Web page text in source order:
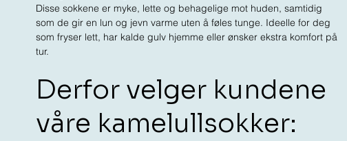
Disse sokkene er myke, lette og behagelige mot huden, samtidig
som de gir en lun og jevn varme uten å føles tunge. Ideelle for deg
som fryser lett, har kalde gulv hjemme eller ønsker ekstra komfort på
tur.
Derfor velger kundene
våre kamelullsokker: